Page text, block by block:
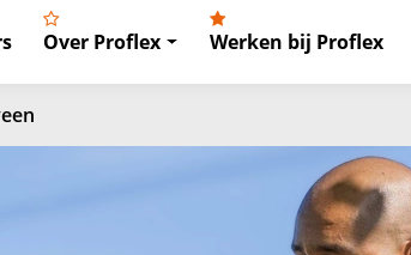
Over Proflex Werken bij Proflex